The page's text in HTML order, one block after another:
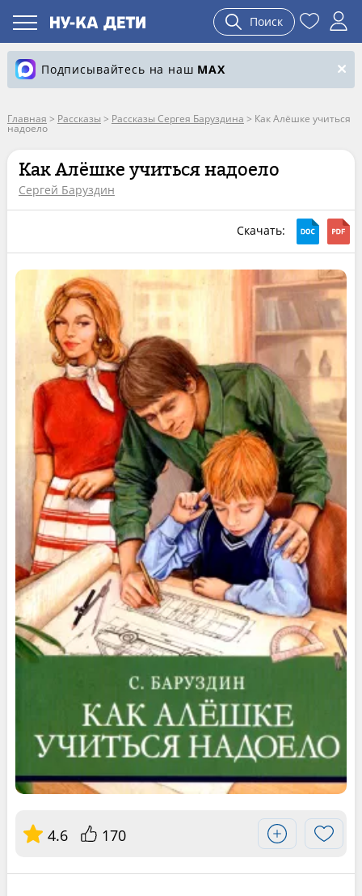
Поиск
Подписывайтесь на наш MAX
Главная > Рассказы > Рассказы Сергея Баруздина > Как Алёшке учиться
надоело
Как Алёшке учиться надоело
Сергей Баруздин
Скачать:
4.6 170